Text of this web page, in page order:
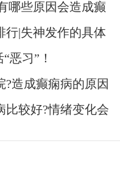
哪些原因会造成癫
行|失神发作的具体
恶习”！
?造成癫痫病的原因
比较好?情绪变化会